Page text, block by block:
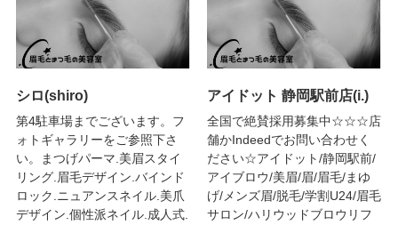
シロ(shiro)
第4駐車場までございます。フ
ォトギャラリーをご参照下さ
い。まつげパーマ.美眉スタイ
リング.眉毛デザイン.バインド
ロック.ニュアンスネイル.美爪
デザイン.個性派ネイル.成人式.
アイドット 静岡駅前店(i.)
全国で絶賛採用募集中☆☆☆店
舗かIndeedでお問い合わせく
ださい☆アイドット/静岡駅前/
アイブロウ/美眉/眉/眉毛/まゆ
げ/メンズ眉/脱毛/学割U24/眉毛
サロン/ハリウッドブロウリフ